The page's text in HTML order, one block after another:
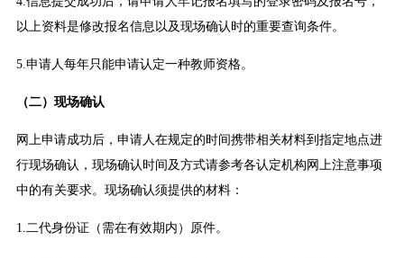
以上资料是修改报名信息以及现场确认时的重要查询条件。
5.申请人每年只能申请认定一种教师资格。
（二）现场确认
网上申请成功后，申请人在规定的时间携带相关材料到指定地点进
行现场确认，现场确认时间及方式请参考各认定机构网上注意事项
中的有关要求。现场确认须提供的材料：
1.二代身份证（需在有效期内）原件。